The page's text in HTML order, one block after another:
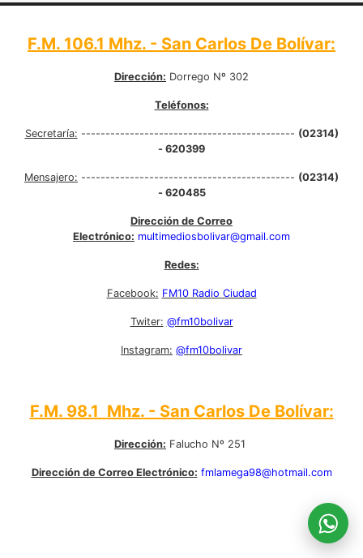
F.M. 106.1 Mhz. - San Carlos De Bolívar:
Dirección: Dorrego Nº 302
Teléfonos:
Secretaría: -------------------------------------------- (02314)
- 620399
Mensajero: -------------------------------------------- (02314)
- 620485
Dirección de Correo
Electrónico: multimediosbolivar@gmail.com
Redes:
Facebook: FM10 Radio Ciudad
Twiter: @fm10bolivar
Instagram: @fm10bolivar
F.M. 98.1 Mhz. - San Carlos De Bolívar:
Dirección: Falucho Nº 251
Dirección de Correo Electrónico: fmlamega98@hotmail.com